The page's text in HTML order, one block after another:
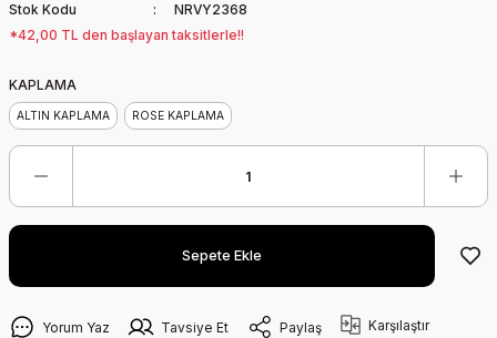
Stok Kodu
NRVY2368
*42,00 TL den başlayan taksitlerle!!
KAPLAMA
ALTIN KAPLAMA ROSE KAPLAMA
Sepete Ekle
Yorum Yaz Tavsiye Et Paylaş Karşılaştır